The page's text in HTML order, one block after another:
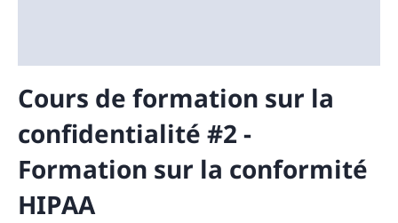
Cours de formation sur la
confidentialité #2 -
Formation sur la conformité
HIPAA